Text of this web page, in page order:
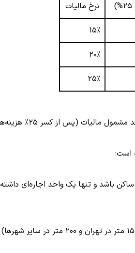
نرخ مالیات
۱۵٪
۲۰٪
۲۵٪
مشمول مالیات (پس از کسر ۲۵٪ هزینه‌ها).
است:
باشد و تنها یک واحد اجاره‌ای داشته
در برخی شهرها، اجاره واحدهای مسکونی تا متراژ مشخص (مثلاً ۱۵۰ متر در تهران و ۲۰۰ متر در سایر شهرها)